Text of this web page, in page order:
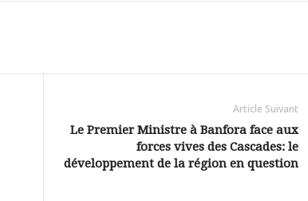
Article Suivant
Le Premier Ministre à Banfora face aux
forces vives des Cascades: le
développement de la région en question